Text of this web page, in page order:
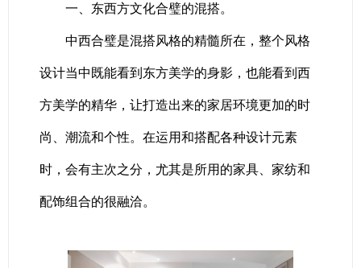
一、东西方文化合璧的混搭。
中西合璧是混搭风格的精髓所在，整个风格
设计当中既能看到东方美学的身影，也能看到西
方美学的精华，让打造出来的家居环境更加的时
尚、潮流和个性。在运用和搭配各种设计元素
时，会有主次之分，尤其是所用的家具、家纺和
配饰组合的很融洽。